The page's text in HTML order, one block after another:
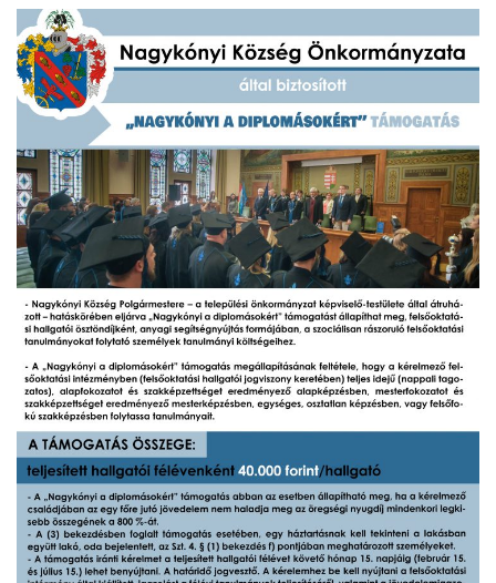
INTÉZMÉNYEK
INFORMÁCIÓK
GALÉRIA
KAPCSOLAT
LETÖLTHETŐ NYOMTATVÁNYOK
VÁLASZTÁS 2026
TELEPÜLÉSIKÉPVISELŐI VAGYONNYILATKOZATOK – 2026.
ÉV
ROMA NEMZETISÉGI ÖNKORMÁNYZATI KÉPVISELŐK
VAGYONNYILATKOZATA – 2026. ÉV